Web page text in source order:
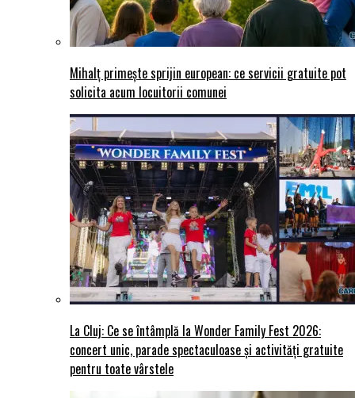
Mihalț primește sprijin european: ce servicii gratuite pot
solicita acum locuitorii comunei
La Cluj: Ce se întâmplă la Wonder Family Fest 2026:
concert unic, parade spectaculoase și activități gratuite
pentru toate vârstele